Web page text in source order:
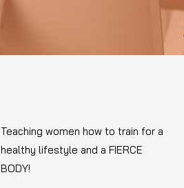
Teaching women how to train for a
healthy lifestyle and a FIERCE
BODY!